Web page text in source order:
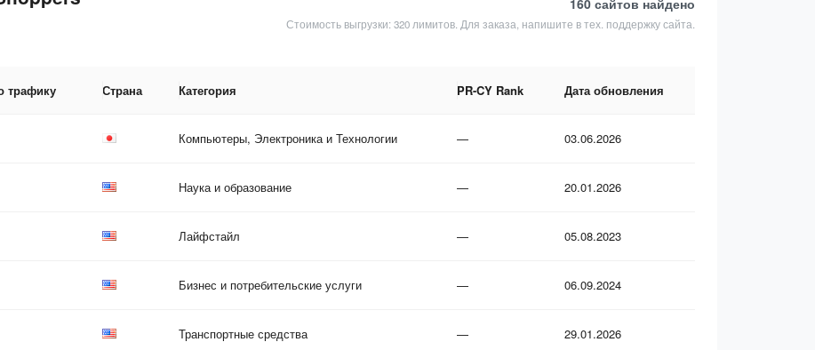
160 сайтов найдено
Стоимость выгрузки: 320 лимитов. Для заказа, напишите в тех. поддержку сайта.
трафику Страна Категория PR-CY Rank Дата обновления
Компьютеры, Электроника и Технологии — 03.06.2026
Наука и образование — 20.01.2026
Лайфстайл — 05.08.2023
Бизнес и потребительские услуги — 06.09.2024
Транспортные средства — 29.01.2026